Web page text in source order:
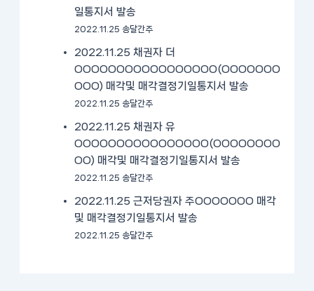
일통지서 발송
2022.11.25 송달간주
2022.11.25 채권자 더
OOOOOOOOOOOOOOOOO(OOOOOOO
OOO) 매각및 매각결정기일통지서 발송
2022.11.25 송달간주
2022.11.25 채권자 유
OOOOOOOOOOOOOOOO(OOOOOOOO
OO) 매각및 매각결정기일통지서 발송
2022.11.25 송달간주
2022.11.25 근저당권자 주OOOOOOO 매각
및 매각결정기일통지서 발송
2022.11.25 송달간주